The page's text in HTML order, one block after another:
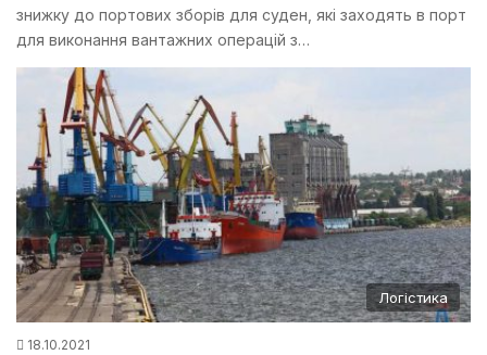
знижку до портових зборiв для суден, якi заходять в порт
для виконання вантажних операцiй з…
Логістика
18.10.2021